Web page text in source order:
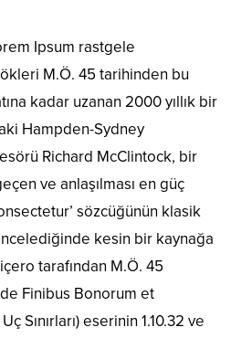
Ipsum rastgele
M.Ö. 45 tarihinden bu
kadar uzanan 2000 yıllık bir
Hampden-Sydney
Richard McClintock, bir
ve anlaşılması en güç
sözcüğünün klasik
kesin bir kaynağa
tarafından M.Ö. 45
Finibus Bonorum et
Sınırları) eserinin 1.10.32 ve